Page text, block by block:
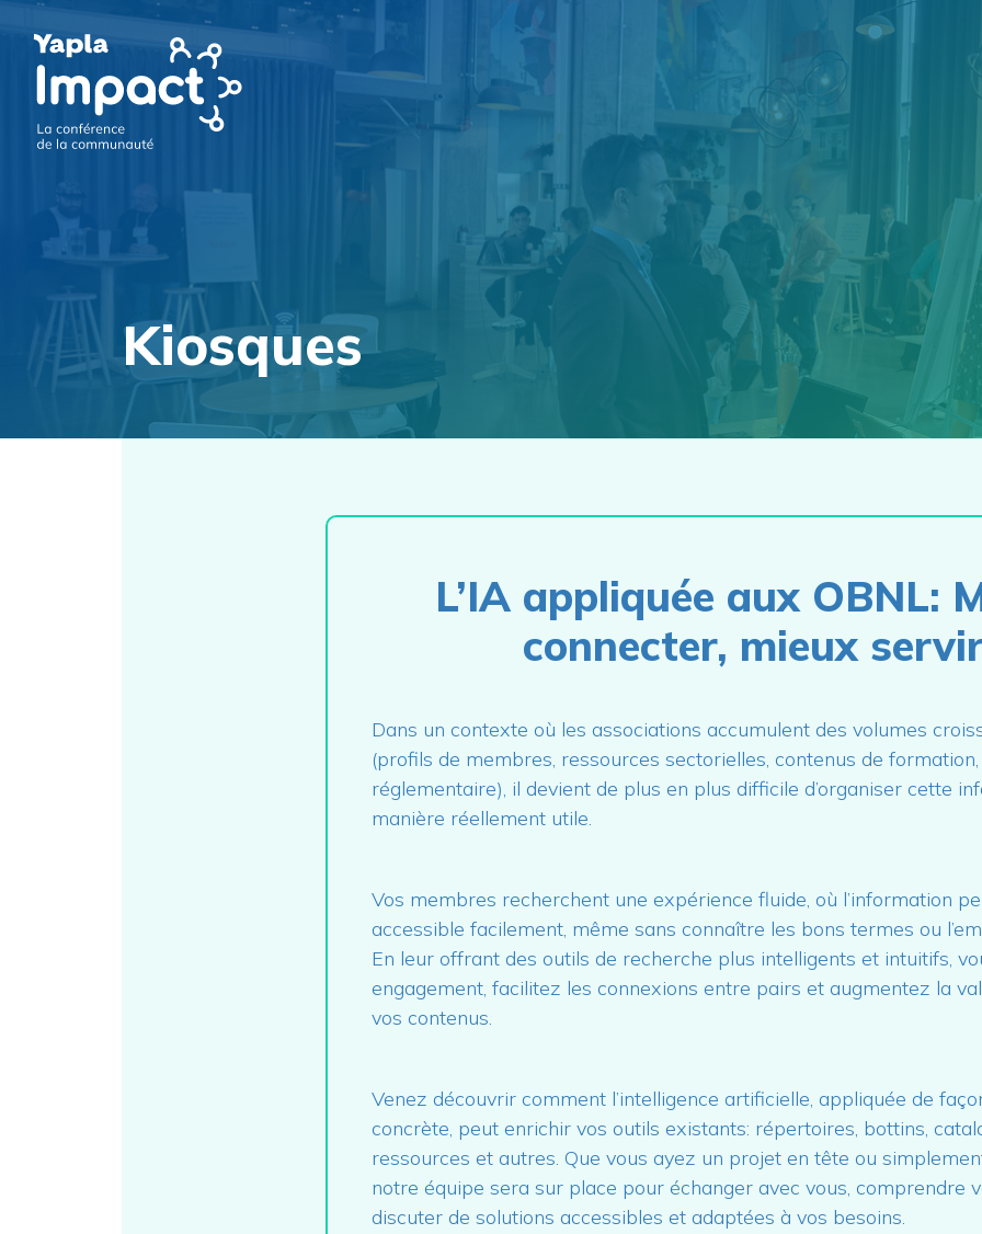
Kiosques
L’IA appliquée aux OBNL:
connecter, mieux
Dans un contexte où les associations accumulent des volumes
(profils de membres, ressources sectorielles, contenus de
réglementaire), il devient de plus en plus difficile d’organiser cette
manière réellement utile.
Vos membres recherchent une expérience fluide, où l’information
accessible facilement, même sans connaître les bons termes ou
En leur offrant des outils de recherche plus intelligents et intuitifs,
engagement, facilitez les connexions entre pairs et augmentez la
vos contenus.
Venez découvrir comment l’intelligence artificielle, appliquée de
concrète, peut enrichir vos outils existants: répertoires, bottins,
ressources et autres. Que vous ayez un projet en tête ou
notre équipe sera sur place pour échanger avec vous, comprendre
discuter de solutions accessibles et adaptées à vos besoins.